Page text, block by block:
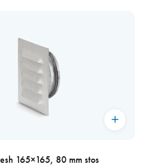
165×165, 80 mm stos